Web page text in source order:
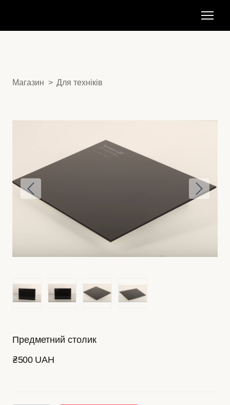
Магазин Для техніків
Предметний столик
₴500 UAH